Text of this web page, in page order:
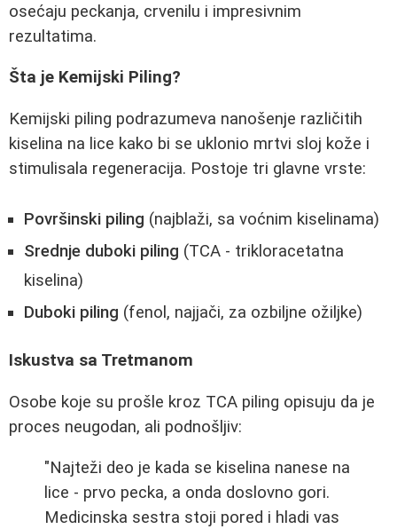
osećaju peckanja, crvenilu i impresivnim
rezultatima.
Šta je Kemijski Piling?
Kemijski piling podrazumeva nanošenje različitih
kiselina na lice kako bi se uklonio mrtvi sloj kože i
stimulisala regeneracija. Postoje tri glavne vrste:
Površinski piling (najblaži, sa voćnim kiselinama)
Srednje duboki piling (TCA - trikloracetatna
kiselina)
Duboki piling (fenol, najjači, za ozbiljne ožiljke)
Iskustva sa Tretmanom
Osobe koje su prošle kroz TCA piling opisuju da je
proces neugodan, ali podnošljiv:
"Najteži deo je kada se kiselina nanese na
lice - prvo pecka, a onda doslovno gori.
Medicinska sestra stoji pored i hladi vas